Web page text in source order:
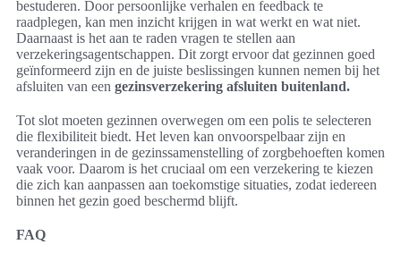
bestuderen. Door persoonlijke verhalen en feedback te
raadplegen, kan men inzicht krijgen in wat werkt en wat niet.
Daarnaast is het aan te raden vragen te stellen aan
verzekeringsagentschappen. Dit zorgt ervoor dat gezinnen goed
geïnformeerd zijn en de juiste beslissingen kunnen nemen bij het
afsluiten van een gezinsverzekering afsluiten buitenland.
Tot slot moeten gezinnen overwegen om een polis te selecteren
die flexibiliteit biedt. Het leven kan onvoorspelbaar zijn en
veranderingen in de gezinssamenstelling of zorgbehoeften komen
vaak voor. Daarom is het cruciaal om een verzekering te kiezen
die zich kan aanpassen aan toekomstige situaties, zodat iedereen
binnen het gezin goed beschermd blijft.
FAQ